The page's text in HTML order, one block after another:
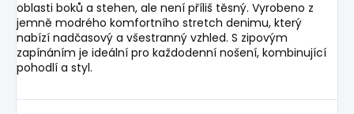
oblasti boků a stehen, ale není příliš těsný. Vyrobeno z
jemně modrého komfortního stretch denimu, který
nabízí nadčasový a všestranný vzhled. S zipovým
zapínáním je ideální pro každodenní nošení, kombinující
pohodlí a styl.